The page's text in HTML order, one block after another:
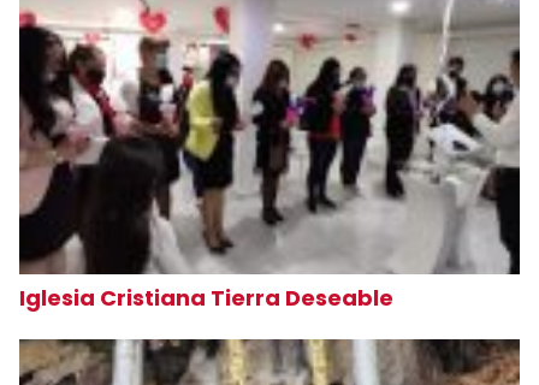
Iglesia Cristiana Tierra Deseable